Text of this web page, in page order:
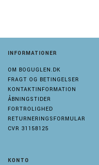
INFORMATIONER
OM BOGUGLEN.DK
FRAGT OG BETINGELSER
KONTAKTINFORMATION
ÅBNINGSTIDER
FORTROLIGHED
RETURNERINGSFORMULAR
CVR 31158125
KONTO